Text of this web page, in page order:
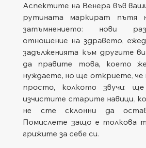
Аспектите на Венера във
рутината маркират пътя
затъмнението: нови
отношение на здравето,
задълженията към другите
да правите това, което
нуждаете, но ще откриете, че
просто, колкото звучи:
изчистите старите навици,
не сте склонни да
Помислете защо е толкова
грижите за себе си.